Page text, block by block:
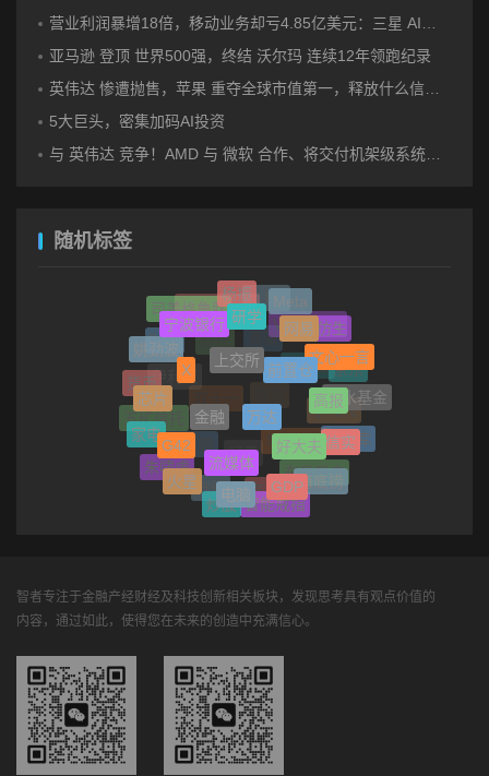
营业利润暴增18倍，移动业务却亏4.85亿美元：三星 AI红利的另一面
亚马逊 登顶 世界500强，终结 沃尔玛 连续12年领跑纪录
英伟达 惨遭抛售，苹果 重夺全球市值第一，释放什么信号？
5大巨头，密集加码AI投资
与 英伟达 竞争！AMD 与 微软 合作、将交付机架级系统Helios
随机标签
滴滴
现代
波士顿动力
AI PC
Vision Pro
爱奇艺
微信
双十一
伊利亚
时尚
司美格鲁肽
杨振
Meta
仿生
京东
李飞飞
华人运通
问界
赵长鹏
五矿信托
货币
姚劲波
宁波银行
研学
网易
文心一言
桥水基金
优衣库
东风日产
汽车
汽修
朱啸虎
家电
芯片
X
上交所
前置仓
高报
信实
海底捞
智能戒指
炒股
火星
G42
金融
万达
好大夫
GDP
电脑
流媒体
智者专注于金融产经财经及科技创新相关板块，发现思考具有观点价值的
内容，通过如此，使得您在未来的创造中充满信心。